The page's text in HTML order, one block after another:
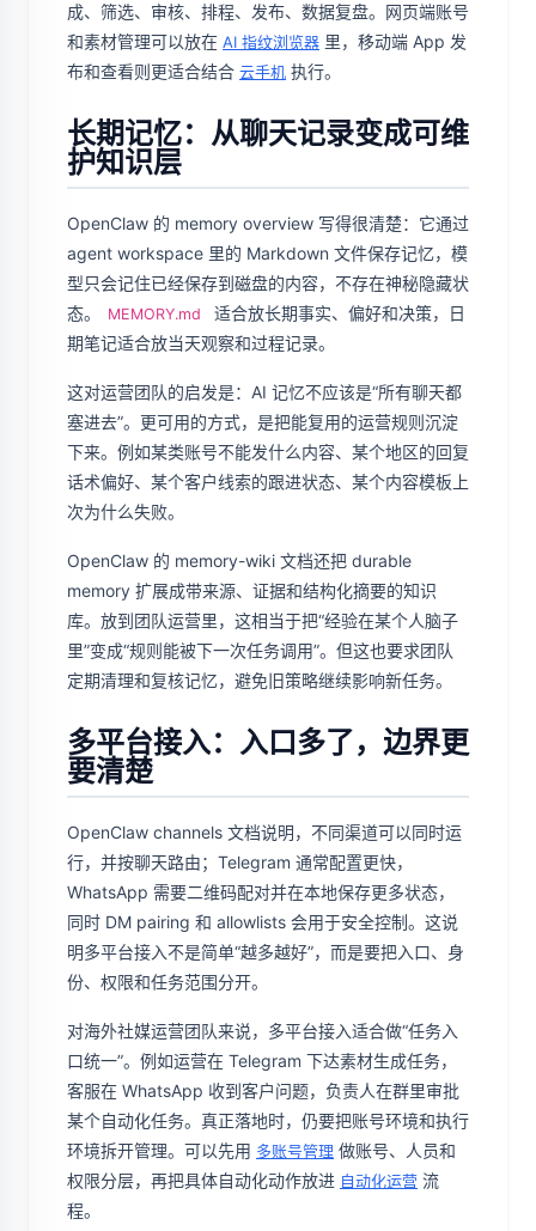
成、筛选、审核、排程、发布、数据复盘。网页端账号
和素材管理可以放在 AI 指纹浏览器 里，移动端 App 发
布和查看则更适合结合 云手机 执行。
长期记忆：从聊天记录变成可维
护知识层
OpenClaw 的 memory overview 写得很清楚：它通过
agent workspace 里的 Markdown 文件保存记忆，模
型只会记住已经保存到磁盘的内容，不存在神秘隐藏状
态。
MEMORY.md
适合放长期事实、偏好和决策，日
期笔记适合放当天观察和过程记录。
这对运营团队的启发是：AI 记忆不应该是“所有聊天都
塞进去”。更可用的方式，是把能复用的运营规则沉淀
下来。例如某类账号不能发什么内容、某个地区的回复
话术偏好、某个客户线索的跟进状态、某个内容模板上
次为什么失败。
OpenClaw 的 memory-wiki 文档还把 durable
memory 扩展成带来源、证据和结构化摘要的知识
库。放到团队运营里，这相当于把“经验在某个人脑子
里”变成“规则能被下一次任务调用”。但这也要求团队
定期清理和复核记忆，避免旧策略继续影响新任务。
多平台接入：入口多了，边界更
要清楚
OpenClaw channels 文档说明，不同渠道可以同时运
行，并按聊天路由；Telegram 通常配置更快，
WhatsApp 需要二维码配对并在本地保存更多状态，
同时 DM pairing 和 allowlists 会用于安全控制。这说
明多平台接入不是简单“越多越好”，而是要把入口、身
份、权限和任务范围分开。
对海外社媒运营团队来说，多平台接入适合做“任务入
口统一”。例如运营在 Telegram 下达素材生成任务，
客服在 WhatsApp 收到客户问题，负责人在群里审批
某个自动化任务。真正落地时，仍要把账号环境和执行
环境拆开管理。可以先用 多账号管理 做账号、人员和
权限分层，再把具体自动化动作放进 自动化运营 流
程。